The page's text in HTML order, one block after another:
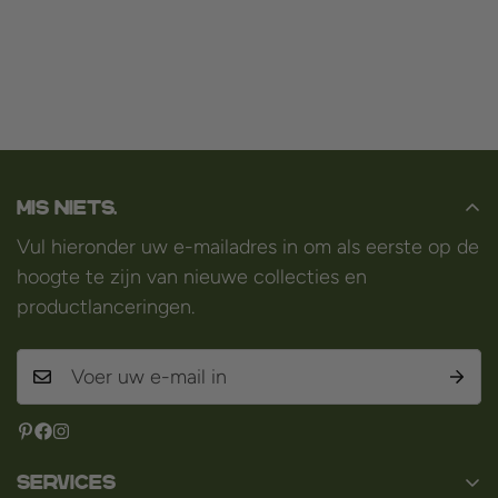
Mis niets.
Vul hieronder uw e-mailadres in om als eerste op de
hoogte te zijn van nieuwe collecties en
productlanceringen.
Services